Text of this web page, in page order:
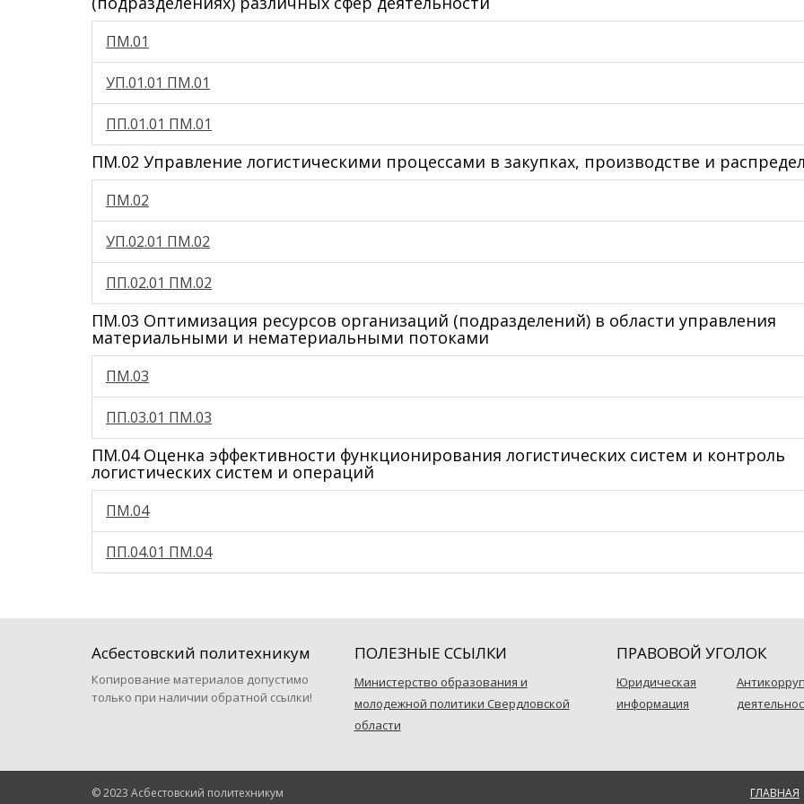
ПМ.01
УП.01.01 ПМ.01
ПП.01.01 ПМ.01
ПМ.02 Управление логистическими процессами в закупках, производстве и
ПМ.02
УП.02.01 ПМ.02
ПП.02.01 ПМ.02
ПМ.03 Оптимизация ресурсов организаций (подразделений) в области управления
материальными и нематериальными потоками
ПМ.03
ПП.03.01 ПМ.03
ПМ.04 Оценка эффективности функционирования логистических систем и контроль
логистических систем и операций
ПМ.04
ПП.04.01 ПМ.04
Асбестовский политехникум
Копирование материалов допустимо
только при наличии обратной ссылки!
ПОЛЕЗНЫЕ ССЫЛКИ
Министерство образования и
молодежной политики Свердловской
области
ПРАВОВОЙ УГОЛОК
Юридическая
информация
© 2023 Асбестовский политехникум ГЛАВНАЯ